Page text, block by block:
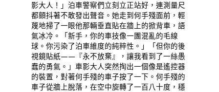
影大人！」泊車警察們立刻立正站好，連測量尺
都顫抖著不敢發出聲音。她走到何手殘面前，輕
蔑地掃了一眼他那輛垂直貼在牆上的掀背車，語
氣冰冷。「新手，你的車技像一團混亂的毛線
球。你污染了泊車維度的純粹性。」「但你的後
視鏡貼紙——『永不放棄』，讓我看到了一絲愚
蠢的勇氣。」車影大人突然掏出一個像是遙控器
的裝置，對著何手殘的車子按了一下。何手殘的
車子從牆上脫落，在空中旋轉了一百八十度，穩